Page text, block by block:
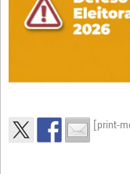
[print-